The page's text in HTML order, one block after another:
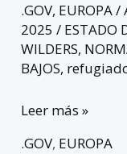
.GOV, EUROPA/
2025/ ESTADO
WILDERS,
BAJOS,
Leer más »
.GOV, EUROPA